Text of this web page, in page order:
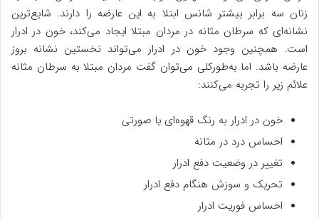
زنان سه برابر بیشتر شانس ابتلا به این عارضه را دارند. شایع‌ترین
نشانه‌ای که سرطان مثانه در مردان مبتلا ایجاد می‌کند، خون در ادرار
است. همچنین وجود خون در ادرار می‌تواند نخستین نشانه بروز
عارضه باشد. اما به‌طورکلی می‌توان گفت مردان مبتلا به سرطان مثانه
علائم زیر را تجربه می‌کنند:
خون در ادرار به رنگ قهوه‌ای یا صورتی
احساس درد در مثانه
تغییر در وضعیت دفع ادرار
تحریک و سوزش هنگام دفع ادرار
احساس فوریت ادرار